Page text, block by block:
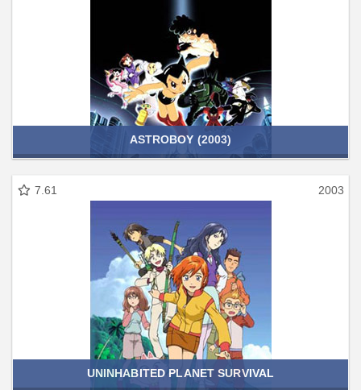
ASTROBOY (2003)
7.61 2003
UNINHABITED PLANET SURVIVAL